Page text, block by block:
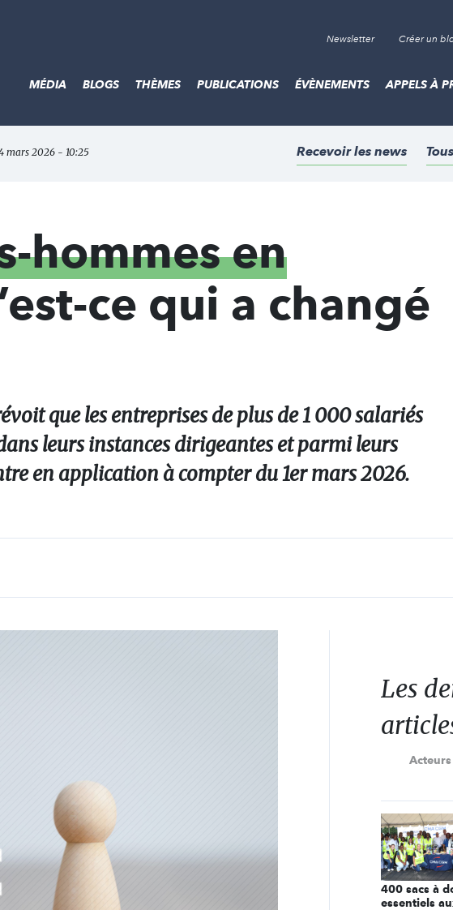
Newsletter Créer un
MÉDIA BLOGS THÈMES PUBLICATIONS ÉVÈNEMENTS APPELS À
mars 2026 - 10:25 Recevoir les news
hommes en
ce qui a changé
que les entreprises de plus de 1 000 salariés
leurs instances dirigeantes et parmi leurs
en application à compter du 1er mars 2026.
Les
Acteurs
400 sacs à
essentiels